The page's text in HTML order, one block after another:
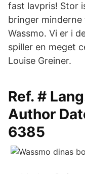
fast lavpris! Stor
bringer
Wassmo. Vi er i
spiller en meget
Louise Greiner.
Ref. #
Author
6385